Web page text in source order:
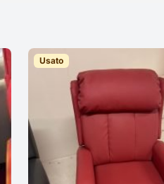
Usato